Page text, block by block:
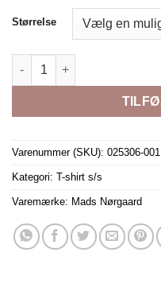
Størrelse
FAVORITE THOR NAVY antal
Varenummer (SKU): 025306-001
Kategori: T-shirt s/s
Varemærke: Mads Nørgaard